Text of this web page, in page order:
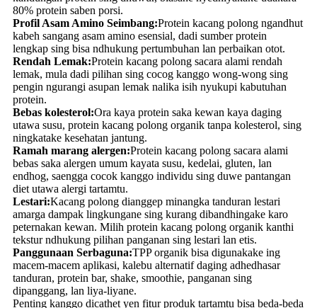
80% protein saben porsi.
Profil Asam Amino Seimbang:Protein kacang polong ngandhut
kabeh sangang asam amino esensial, dadi sumber protein
lengkap sing bisa ndhukung pertumbuhan lan perbaikan otot.
Rendah Lemak:Protein kacang polong sacara alami rendah
lemak, mula dadi pilihan sing cocog kanggo wong-wong sing
pengin ngurangi asupan lemak nalika isih nyukupi kabutuhan
protein.
Bebas kolesterol:Ora kaya protein saka kewan kaya daging
utawa susu, protein kacang polong organik tanpa kolesterol, sing
ningkatake kesehatan jantung.
Ramah marang alergen:Protein kacang polong sacara alami
bebas saka alergen umum kayata susu, kedelai, gluten, lan
endhog, saengga cocok kanggo individu sing duwe pantangan
diet utawa alergi tartamtu.
Lestari:Kacang polong dianggep minangka tanduran lestari
amarga dampak lingkungane sing kurang dibandhingake karo
peternakan kewan. Milih protein kacang polong organik kanthi
tekstur ndhukung pilihan panganan sing lestari lan etis.
Panggunaan Serbaguna:TPP organik bisa digunakake ing
macem-macem aplikasi, kalebu alternatif daging adhedhasar
tanduran, protein bar, shake, smoothie, panganan sing
dipanggang, lan liya-liyane.
Penting kanggo dicathet yen fitur produk tartamtu bisa beda-beda